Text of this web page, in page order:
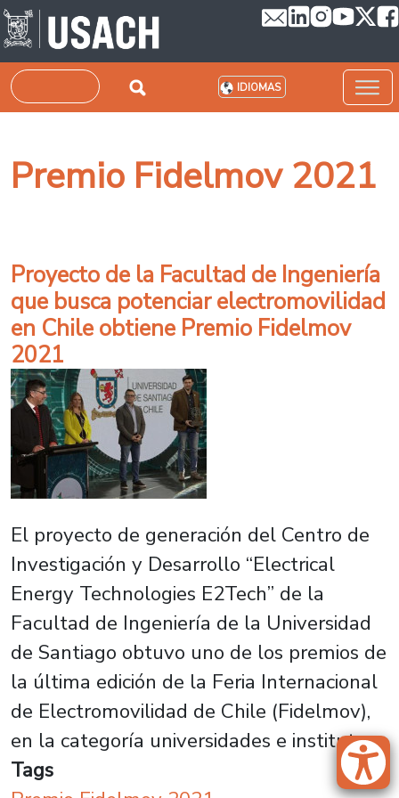
Pasar al contenido principal
Buscar IDIOMAS
Premio Fidelmov 2021
Proyecto de la Facultad de Ingeniería
que busca potenciar electromovilidad
en Chile obtiene Premio Fidelmov
2021
El proyecto de generación del Centro de
Investigación y Desarrollo “Electrical
Energy Technologies E2Tech” de la
Facultad de Ingeniería de la Universidad
de Santiago obtuvo uno de los premios de
la última edición de la Feria Internacional
de Electromovilidad de Chile (Fidelmov),
en la categoría universidades e institutos.
Tags